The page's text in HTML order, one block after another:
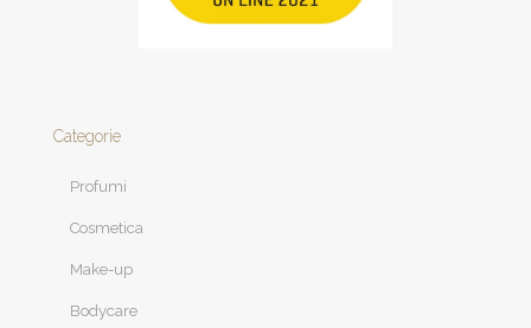
Categorie
Profumi
Cosmetica
Make-up
Bodycare